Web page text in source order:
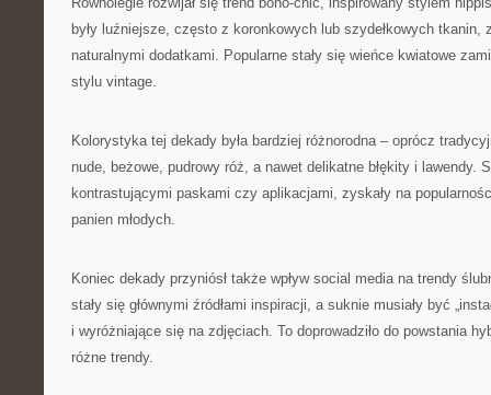
były luźniejsze, często z koronkowych lub szydełkowych tkanin,
naturalnymi dodatkami. Popularne stały się wieńce kwiatowe
stylu vintage.
Kolorystyka tej dekady była bardziej różnorodna – oprócz
nude, beżowe, pudrowy róż, a nawet delikatne błękity i lawendy.
kontrastującymi paskami czy aplikacjami, zyskały na
panien młodych.
Koniec dekady przyniósł także wpływ social media na trendy
stały się głównymi źródłami inspiracji, a suknie musiały być
i wyróżniające się na zdjęciach. To doprowadziło do powstania
różne trendy.